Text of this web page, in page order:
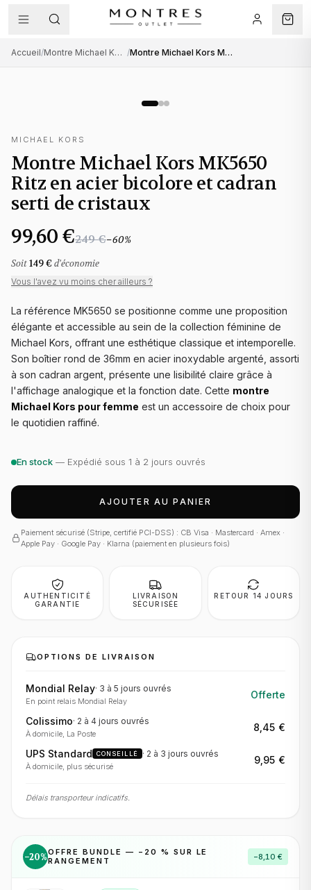
Accueil/ Montre Michael Kors femme / Montre Michael Kors MK5650 Ritz en acier bicolore et cadran serti de cristaux
MICHAEL KORS
Montre Michael Kors MK5650
Ritz en acier bicolore et cadran
serti de cristaux
99,60 €249 €−60%
Soit149 € d'économie
Vous l'avez vu moins cher ailleurs ?
La référence MK5650 se positionne comme une proposition
élégante et accessible au sein de la collection féminine de
Michael Kors, offrant une esthétique classique et intemporelle.
Son boîtier rond de 36mm en acier inoxydable argenté, assorti
à son cadran argent, présente une lisibilité claire grâce à
l'affichage analogique et la fonction date. Cette montre
Michael Kors pour femme est un accessoire de choix pour
le quotidien raffiné.
En stock — Expédié sous 1 à 2 jours ouvrés
AJOUTER AU PANIER
Paiement sécurisé (Stripe, certifié PCI-DSS) : CB Visa · Mastercard · Amex ·
Apple Pay · Google Pay · Klarna (paiement en plusieurs fois)
AUTHENTICITÉ
GARANTIE
LIVRAISON
SÉCURISÉE
RETOUR 14 JOURS
OPTIONS DE LIVRAISON
Mondial Relay· 3 à 5 jours ouvrés
En point relais Mondial Relay
Offerte
Colissimo· 2 à 4 jours ouvrés
À domicile, La Poste
8,45 €
UPS Standard CONSEILLÉ · 2 à 3 jours ouvrés
À domicile, plus sécurisé
9,95 €
Délais transporteur indicatifs.
−20%OFFRE BUNDLE — − 20 % SUR LE
RANGEMENT
−8,10 €